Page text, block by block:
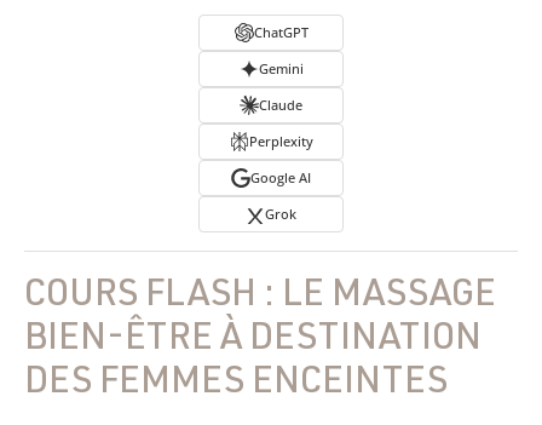
ChatGPT
Gemini
Claude
Perplexity
Google AI
Grok
COURS FLASH : LE MASSAGE
BIEN-ÊTRE À DESTINATION
DES FEMMES ENCEINTES